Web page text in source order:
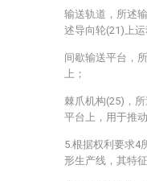
输送轨道，所述
述导向轮(21)上运
间歇输送平台，
上；
棘爪机构(25)，
平台上，用于推
5.根据权利要求4
形生产线，其特